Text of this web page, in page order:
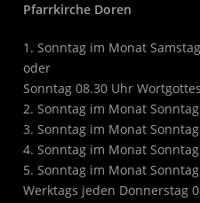
Pfarrkirche Doren
1. Sonntag im Monat
oder
Sonntag 08.30 Uhr
2. Sonntag im Monat
3. Sonntag im Monat
4. Sonntag im Monat
5. Sonntag im Monat
Werktags jeden Donnerstag